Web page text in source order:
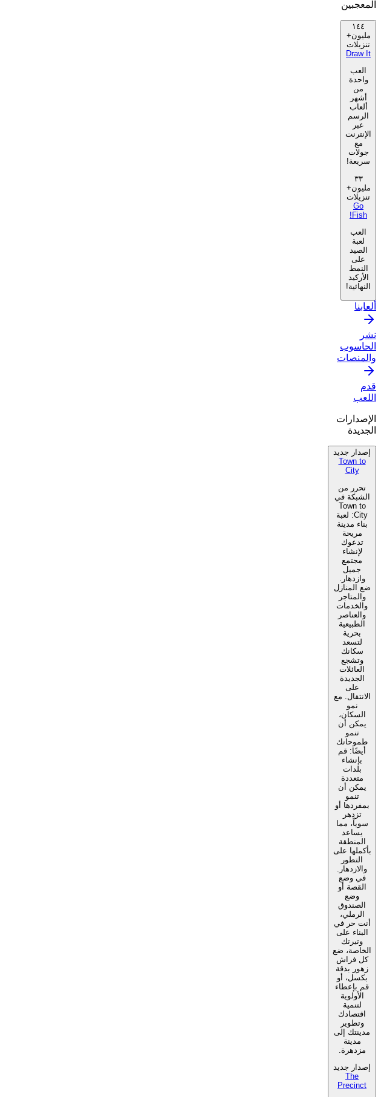
المعجبين
١٤٤
مليون+
تنزيلات
Draw It
العب
واحدة
من
أشهر
ألعاب
الرسم
عبر
الإنترنت
مع
جولات
سريعة!
٣٣
مليون+
تنزيلات
Go
Fish!
العب
لعبة
الصيد
على
النمط
الأركيد
النهائية!
ألعابنا
نشر
الحاسوب
والمنصات
قدم
اللعب
الإصدارات
الجديدة
إصدار جديد
Town to
City
تحرر من
الشبكة في
Town to
City: لعبة
بناء مدينة
مريحة
تدعوك
لإنشاء
مجتمع
جميل
وازدهار.
ضع المنازل
والمتاجر
والخدمات
والعناصر
الطبيعية
بحرية
لتسعد
سكانك
وتشجع
العائلات
الجديدة
على
الانتقال. مع
نمو
السكان،
يمكن أن
تنمو
طموحاتك
أيضًا: قم
بإنشاء
بلدات
متعددة
يمكن أن
تنمو
بمفردها أو
تزدهر
سوياً، مما
يساعد
المنطقة
بأكملها على
التطور
والازدهار.
في وضع
القصة أو
وضع
الصندوق
الرملي،
أنت حر في
البناء على
وتيرتك
الخاصة، ضع
كل فراش
زهور بدقة
بكسل، أو
قم بإعطاء
الأولوية
لتنمية
اقتصادك
وتطوير
مدينتك إلى
مدينة
مزدهرة.
إصدار جديد
The
Precinct